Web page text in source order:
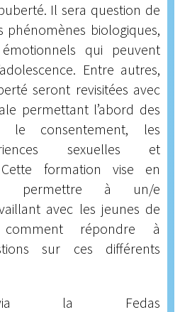
Il sera question de
phénomènes biologiques,
qui peuvent
Entre autres,
seront revisitées avec
permettant l’abord des
le consentement, les
sexuelles et
formation vise en
permettre à un/e
avec les jeunes de
répondre à
sur ces différents
via la Fedas